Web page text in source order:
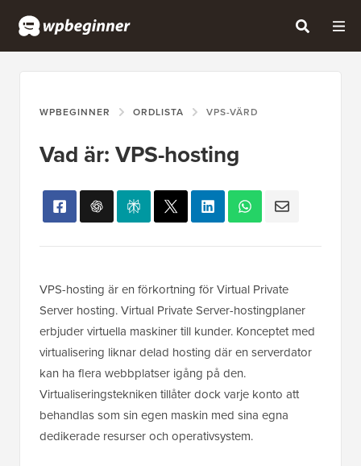
WPBEGINNER ORDLISTA VPS-VÄRD
Vad är: VPS-hosting
VPS-hosting är en förkortning för Virtual Private
Server hosting. Virtual Private Server-hostingplaner
erbjuder virtuella maskiner till kunder. Konceptet med
virtualisering liknar delad hosting där en serverdator
kan ha flera webbplatser igång på den.
Virtualiseringstekniken tillåter dock varje konto att
behandlas som sin egen maskin med sina egna
dedikerade resurser och operativsystem.